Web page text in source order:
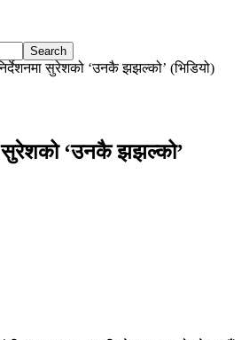
सुरेशको ‘उनकै झझल्को’ (भिडियो)
सुरेशको ‘उनकै झझल्को’